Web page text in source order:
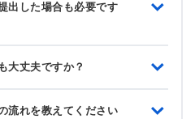
出した場合も必要です
大丈夫ですか？
流れを教えてください